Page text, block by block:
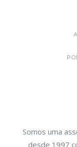
Somos uma
desde 1997